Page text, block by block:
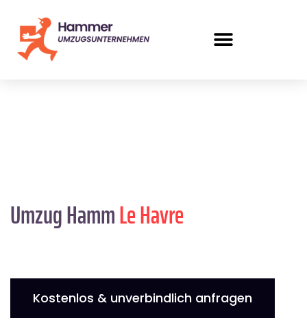
Umzug HammLe Havre
Kostenlos & unverbindlich anfragen